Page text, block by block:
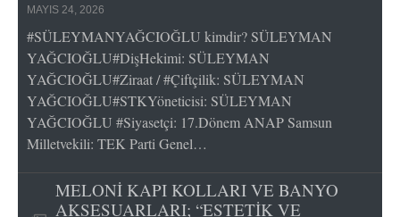
MAYIS 24, 2026
#SÜLEYMANYAĞCIOĞLU kimdir? SÜLEYMAN
YAĞCIOĞLU#DişHekimi: SÜLEYMAN
YAĞCIOĞLU#Ziraat / #Çiftçilik: SÜLEYMAN
YAĞCIOĞLU#STKYöneticisi: SÜLEYMAN
YAĞCIOĞLU #Siyasetçi: 17.Dönem ANAP Samsun
Milletvekili: TEK Parti Genel…
MELONİ KAPI KOLLARI VE BANYO
AKSESUARLARI; “ESTETİK VE